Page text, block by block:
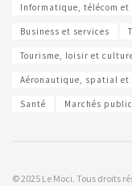
Informatique, télécom et
Business et services
Tourisme, loisir et
Aéronautique, spatial et
Santé Marchés
© 2025 Le Moci. Tous droits